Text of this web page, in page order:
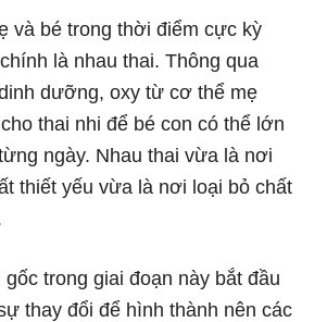
và bé trong thời điểm cực kỳ
là nhau thai. Thông qua
dưỡng, oxy từ cơ thể mẹ
thai nhi để bé con có thể lớn
ngày. Nhau thai vừa là nơi
thiết yếu vừa là nơi loại bỏ chất
gốc trong giai đoạn này bắt đầu
thay đổi để hình thành nên các